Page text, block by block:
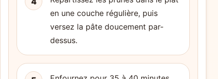
en une couche régulière, puis
versez la pâte doucement par-
dessus.